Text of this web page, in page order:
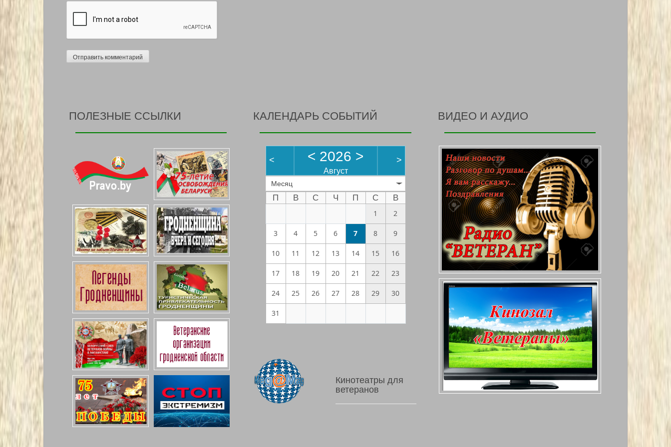
ПОЛЕЗНЫЕ ССЫЛКИ КАЛЕНДАРЬ СОБЫТИЙ
< < 2026 >
Август
>
Месяц
П В С Ч П С
В
1
2
3 4 5 6 7 8 9
10 11 12 13 14 15 16
17 18 19 20 21 22 23
24 25 26 27 28 29 30
31
Кинотеатры для
ветеранов
ВИДЕО И АУДИО